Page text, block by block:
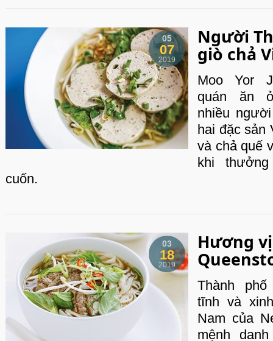
05
07
2019
Người
giò chả
Moo Yor
quán ăn
nhiều
hai đặc sản
và chả quế
khi
cuốn.
03
18
2019
Hương
Thành phố
tĩnh và
Nam của
mệnh